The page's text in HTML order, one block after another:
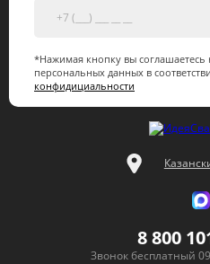
*Нажимая кнопку вы соглашаетесь
персональных данных в
конфидициальности
8 800
Звонок бесплатный